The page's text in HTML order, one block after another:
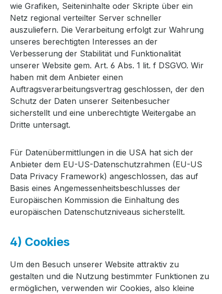
wie Grafiken, Seiteninhalte oder Skripte über ein
Netz regional verteilter Server schneller
auszuliefern. Die Verarbeitung erfolgt zur Wahrung
unseres berechtigten Interesses an der
Verbesserung der Stabilität und Funktionalität
unserer Website gem. Art. 6 Abs. 1 lit. f DSGVO. Wir
haben mit dem Anbieter einen
Auftragsverarbeitungsvertrag geschlossen, der den
Schutz der Daten unserer Seitenbesucher
sicherstellt und eine unberechtigte Weitergabe an
Dritte untersagt.
Für Datenübermittlungen in die USA hat sich der
Anbieter dem EU-US-Datenschutzrahmen (EU-US
Data Privacy Framework) angeschlossen, das auf
Basis eines Angemessenheitsbeschlusses der
Europäischen Kommission die Einhaltung des
europäischen Datenschutzniveaus sicherstellt.
4) Cookies
Um den Besuch unserer Website attraktiv zu
gestalten und die Nutzung bestimmter Funktionen zu
ermöglichen, verwenden wir Cookies, also kleine